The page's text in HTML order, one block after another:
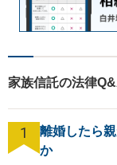
家族信託の法律
1
離婚したら
か